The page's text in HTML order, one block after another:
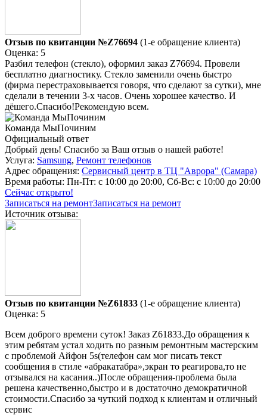
Отзыв по квитанции №Z76694 (1-е обращение клиента)
Оценка: 5
Разбил телефон (стекло), оформил заказ Z76694. Провели
бесплатно диагностику. Стекло заменили очень быстро
(фирма перестраховывается говоря, что сделают за сутки), мне
сделали в течении 3-х часов. Очень хорошее качество. И
дёшего.Спасибо!Рекомендую всем.
Команда МыПочиним
Официальный ответ
Добрый день! Спасибо за Ваш отзыв о нашей работе!
Услуга: Samsung, Ремонт телефонов
Адрес обращения: Сервисный центр в ТЦ "Аврора" (Самара)
Время работы: Пн-Пт: с 10:00 до 20:00, Сб-Вс: с 10:00 до 20:00
Сейчас открыто!
Записаться на ремонтЗаписаться на ремонт
Источник отзыва:
Отзыв по квитанции №Z61833 (1-е обращение клиента)
Оценка: 5
Всем доброго времени суток! Заказ Z61833.До обращения к
этим ребятам устал ходить по разным ремонтным мастерским
с проблемой Айфон 5s(телефон сам мог писать текст
сообщения в стиле «абракатабра»,экран то реагирова,то не
отзывался на касания..)После обращения-проблема была
решена качественно,быстро и в достаточно демократичной
стоимости.Спасибо за чуткий подход к клиентам и отличный
сервис